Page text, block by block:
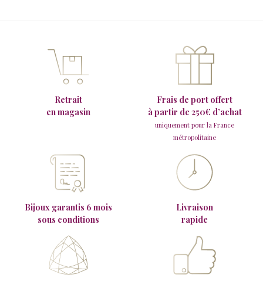
Retrait
en magasin
Frais de port offert
à partir de 250€ d’achat
uniquement pour la France
métropolitaine
Bijoux garantis 6 mois
sous conditions
Livraison
rapide